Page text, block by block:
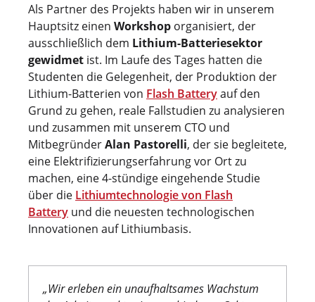
Als Partner des Projekts haben wir in unserem
Hauptsitz einen Workshop organisiert, der
ausschließlich dem Lithium-Batteriesektor
gewidmet ist. Im Laufe des Tages hatten die
Studenten die Gelegenheit, der Produktion der
Lithium-Batterien von Flash Batteryauf den
Grund zu gehen, reale Fallstudien zu analysieren
und zusammen mit unserem CTO und
MitbegründerAlan Pastorelli, der sie begleitete,
eine Elektrifizierungserfahrung vor Ort zu
machen, eine 4-stündige eingehende Studie
über die Lithiumtechnologie von Flash
Battery und die neuesten technologischen
Innovationen auf Lithiumbasis.
„Wir erleben ein unaufhaltsames Wachstum